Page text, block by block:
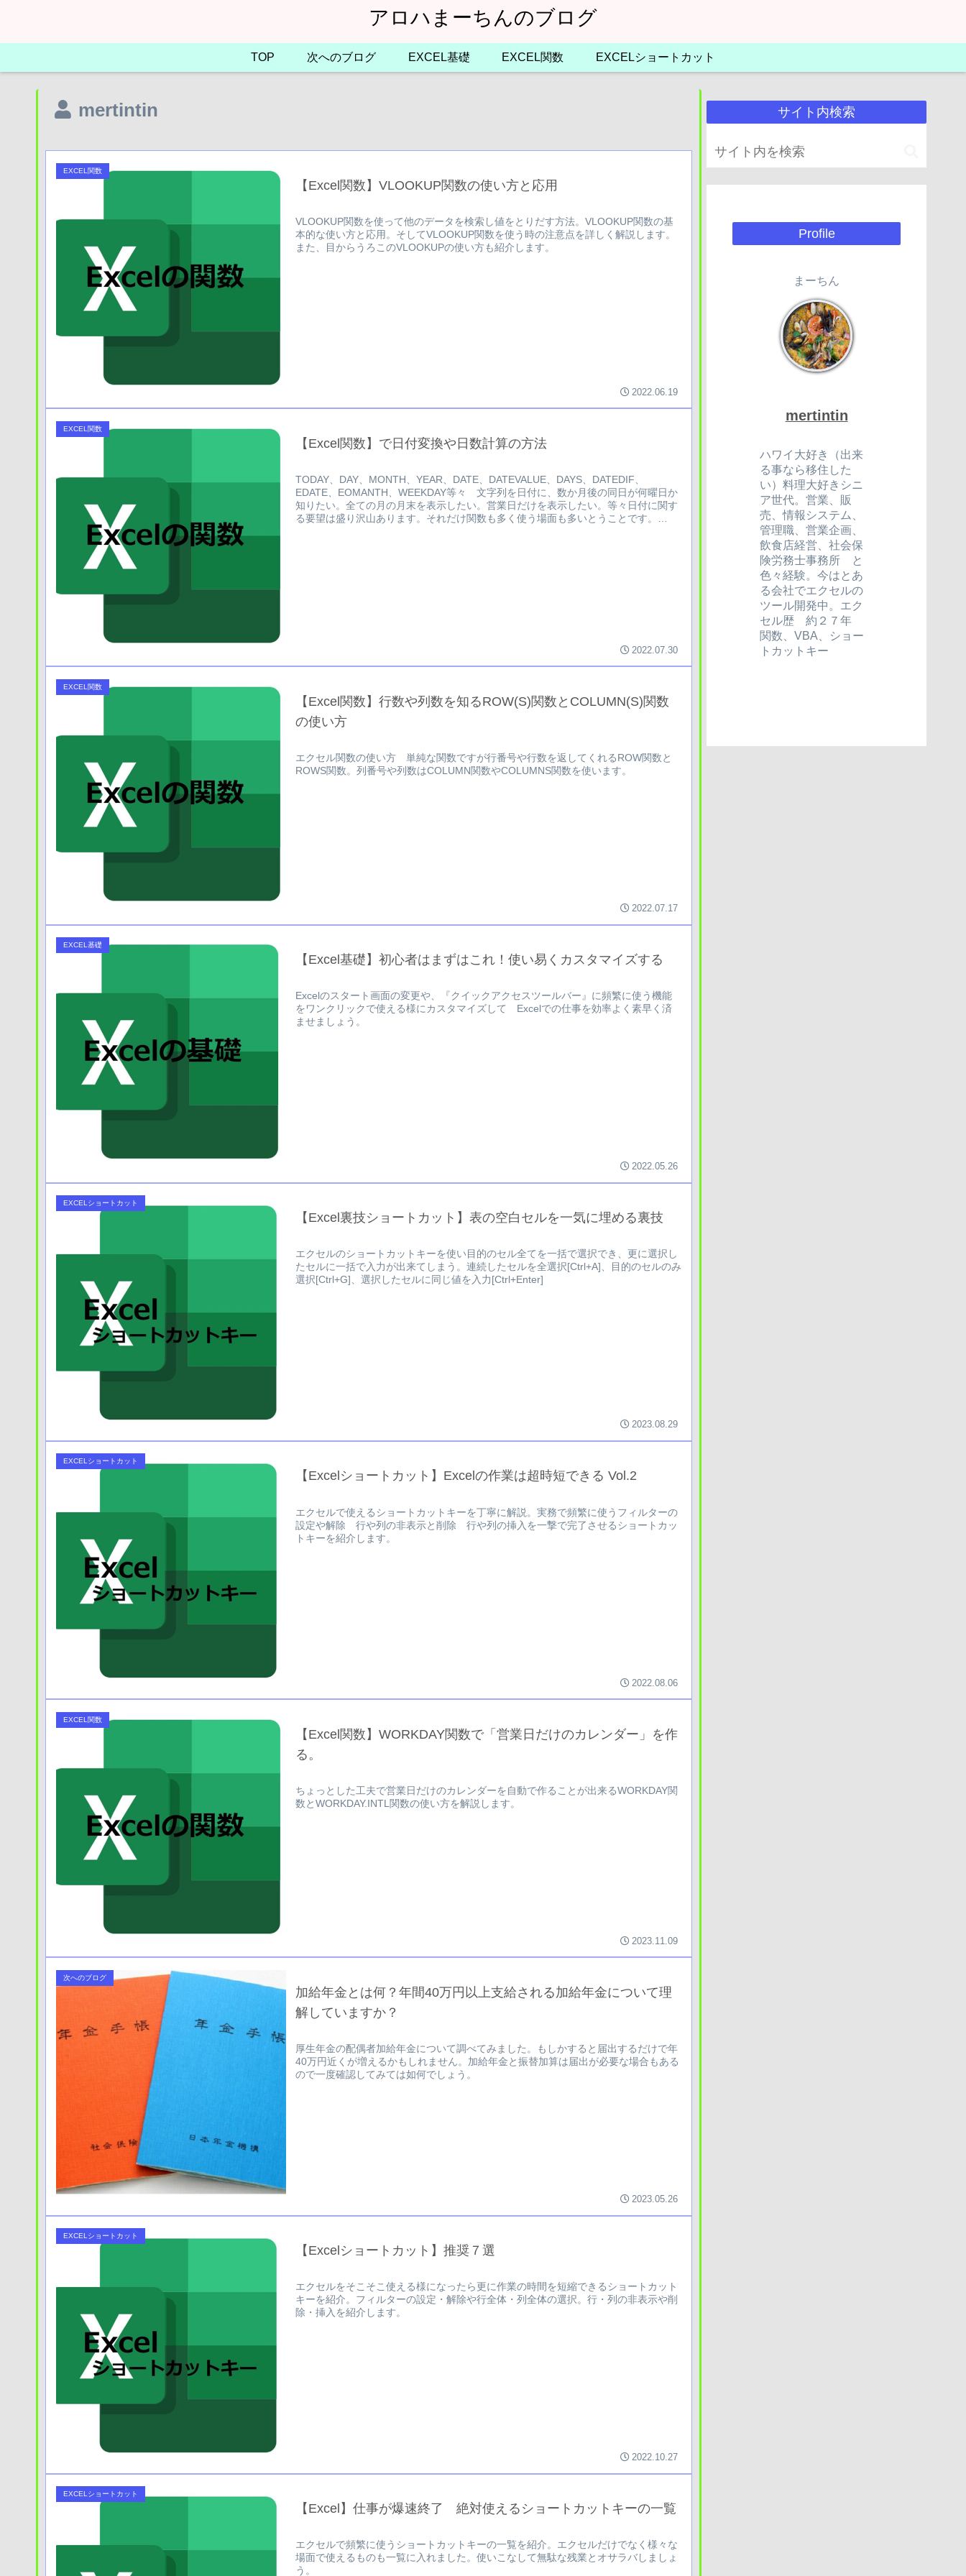
アロハまーちんのブログ
TOP 次へのブログ EXCEL基礎 EXCEL関数 EXCELショートカット
mertintin
EXCEL関数
【Excel関数】VLOOKUP関数の使い方と応用
VLOOKUP関数を使って他のデータを検索し値をとりだす方法。VLOOKUP関数の基
本的な使い方と応用。そしてVLOOKUP関数を使う時の注意点を詳しく解説します。
また、目からうろこのVLOOKUPの使い方も紹介します。
2022.06.19
EXCEL関数
【Excel関数】で日付変換や日数計算の方法
TODAY、DAY、MONTH、YEAR、DATE、DATEVALUE、DAYS、DATEDIF、
EDATE、EOMANTH、WEEKDAY等々 文字列を日付に、数か月後の同日が何曜日か
知りたい。全ての月の月末を表示したい。営業日だけを表示したい。等々日付に関す
る要望は盛り沢山あります。それだけ関数も多く使う場面も多いとうことです。
2022.07.30
EXCEL関数
【Excel関数】行数や列数を知るROW(S)関数とCOLUMN(S)関数
の使い方
エクセル関数の使い方 単純な関数ですが行番号や行数を返してくれるROW関数と
ROWS関数。列番号や列数はCOLUMN関数やCOLUMNS関数を使います。
2022.07.17
EXCEL基礎
【Excel基礎】初心者はまずはこれ！使い易くカスタマイズする
Excelのスタート画面の変更や、『クイックアクセスツールバー』に頻繁に使う機能
をワンクリックで使える様にカスタマイズして Excelでの仕事を効率よく素早く済
ませましょう。
2022.05.26
EXCELショートカット
【Excel裏技ショートカット】表の空白セルを一気に埋める裏技
エクセルのショートカットキーを使い目的のセル全てを一括で選択でき、更に選択し
たセルに一括で入力が出来てしまう。連続したセルを全選択[Ctrl+A]、目的のセルのみ
選択[Ctrl+G]、選択したセルに同じ値を入力[Ctrl+Enter]
2023.08.29
EXCELショートカット
【Excelショートカット】Excelの作業は超時短できる Vol.2
エクセルで使えるショートカットキーを丁寧に解説。実務で頻繁に使うフィルターの
設定や解除 行や列の非表示と削除 行や列の挿入を一撃で完了させるショートカッ
トキーを紹介します。
2022.08.06
EXCEL関数
【Excel関数】WORKDAY関数で「営業日だけのカレンダー」を作
る。
ちょっとした工夫で営業日だけのカレンダーを自動で作ることが出来るWORKDAY関
数とWORKDAY.INTL関数の使い方を解説します。
2023.11.09
次へのブログ
加給年金とは何？年間40万円以上支給される加給年金について理
解していますか？
厚生年金の配偶者加給年金について調べてみました。もしかすると届出するだけで年
40万円近くが増えるかもしれません。加給年金と振替加算は届出が必要な場合もある
ので一度確認してみては如何でしょう。
2023.05.26
EXCELショートカット
【Excelショートカット】推奨７選
エクセルをそこそこ使える様になったら更に作業の時間を短縮できるショートカット
キーを紹介。フィルターの設定・解除や行全体・列全体の選択。行・列の非表示や削
除・挿入を紹介します。
2022.10.27
EXCELショートカット
【Excel】仕事が爆速終了 絶対使えるショートカットキーの一覧
エクセルで頻繁に使うショートカットキーの一覧を紹介。エクセルだけでなく様々な
場面で使えるものも一覧に入れました。使いこなして無駄な残業とオサラバしましょ
う。
サイト内検索
Profile
まーちん
mertintin
ハワイ大好き（出来
る事なら移住した
い）料理大好きシニ
ア世代。営業、販
売、情報システム、
管理職、営業企画、
飲食店経営、社会保
険労務士事務所 と
色々経験。今はとあ
る会社でエクセルの
ツール開発中。エク
セル歴 約２７年
関数、VBA、ショー
トカットキー